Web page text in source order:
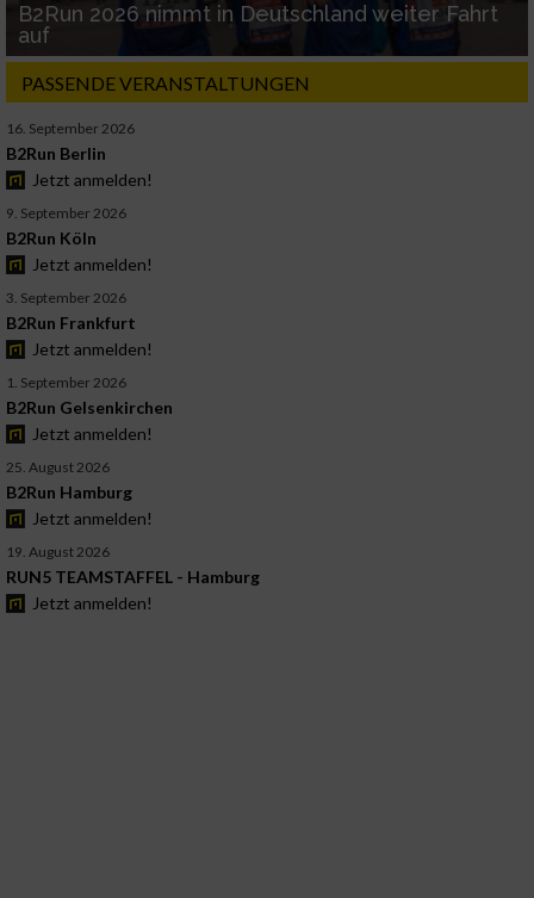
B2Run 2026 nimmt in Deutschland weiter Fahrt
auf
PASSENDE VERANSTALTUNGEN
16. September 2026
B2Run Berlin
Jetzt anmelden!
9. September 2026
B2Run Köln
Jetzt anmelden!
3. September 2026
B2Run Frankfurt
Jetzt anmelden!
1. September 2026
B2Run Gelsenkirchen
Jetzt anmelden!
25. August 2026
B2Run Hamburg
Jetzt anmelden!
19. August 2026
RUN5 TEAMSTAFFEL - Hamburg
Jetzt anmelden!